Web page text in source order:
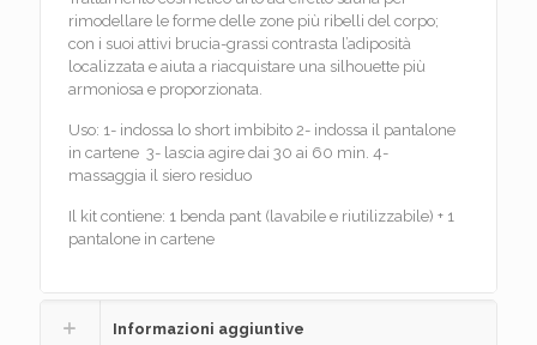
rimodellare le forme delle zone più ribelli del corpo;
con i suoi attivi brucia-grassi contrasta l’adiposità
localizzata e aiuta a riacquistare una silhouette più
armoniosa e proporzionata.
Uso: 1- indossa lo short imbibito 2- indossa il pantalone
in cartene 3- lascia agire dai 30 ai 60 min. 4-
massaggia il siero residuo
Il kit contiene: 1 benda pant (lavabile e riutilizzabile) + 1
pantalone in cartene
Informazioni aggiuntive